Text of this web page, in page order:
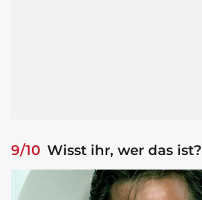
9/10 Wisst ihr, wer das ist?